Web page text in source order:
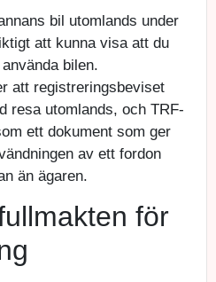
bil utomlands under
att kunna visa att du
bilen.
att registreringsbeviset
resa utomlands, och TRF-
ett dokument som ger
av ett fordon
än ägaren.
för